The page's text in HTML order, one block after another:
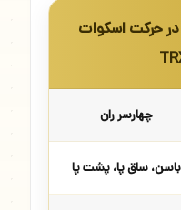
حرکت اسکوات
چهارسر ران
باسن، ساق پا، پشت پا